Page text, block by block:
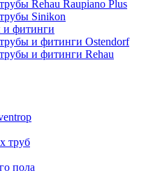
Rehau Raupiano Plus
Sinikon
и фитинги
и фитинги Ostendorf
и фитинги Rehau
труб
пола